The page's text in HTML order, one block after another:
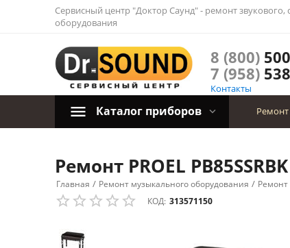
Сервисный центр "Доктор Саунд" - ремонт звукового,
оборудования
8 (800)
7 (958)
Контакты
Каталог приборов Ремонт
Ремонт PROEL
Главная / Ремонт музыкального оборудования /
КОД: 313571150